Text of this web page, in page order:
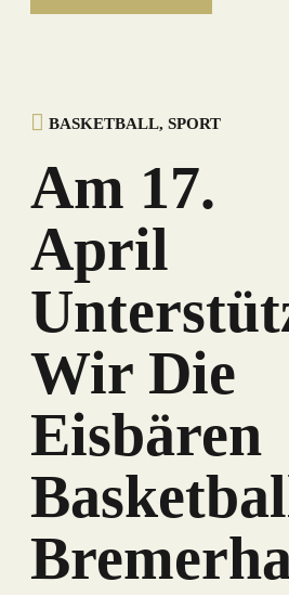
BASKETBALL, SPORT
Am 17.
April
Wir Die
Eisbären